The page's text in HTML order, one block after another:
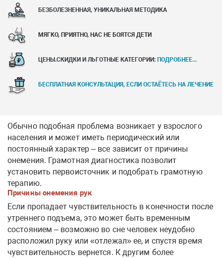
БЕЗБОЛЕЗНЕННАЯ, УНИКАЛЬНАЯ МЕТОДИКА
МЯГКО, ПРИЯТНО, НАС НЕ БОЯТСЯ ДЕТИ
ЦЕНЫ.СКИДКИ И ЛЬГОТНЫЕ КАТЕГОРИИ: ПОДРОБНЕЕ...
БЕСПЛАТНАЯ КОНСУЛЬТАЦИЯ, ЕСЛИ ОСТАЁТЕСЬ НА ЛЕЧЕНИЕ
Обычно подобная проблема возникает у взрослого
населения и может иметь периодический или
постоянный характер – все зависит от причины
онемения. Грамотная диагностика позволит
установить первоисточник и подобрать грамотную
терапию.
Причины онемения рук
Если пропадает чувствительность в конечности после
утреннего подъема, это может быть временным
состоянием – возможно во сне человек неудобно
расположил руку или «отлежал» ее, и спустя время
чувствительность вернется. К другим более